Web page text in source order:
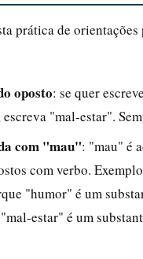
prática de orientações
oposto: se quer
"mal-estar".
com "mau": "mau" é
com verbo.
"humor" é um
estar" é um